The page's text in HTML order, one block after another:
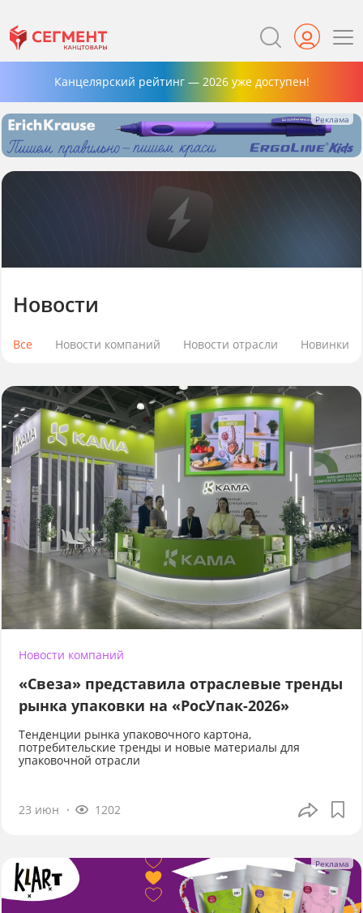
Канцелярский рейтинг — 2026 уже доступен!
Новости
Все Новости компаний Новости отрасли Новинки
Новости компаний
«Свеза» представила отраслевые тренды
рынка упаковки на «РосУпак-2026»
Тенденции рынка упаковочного картона,
потребительские тренды и новые материалы для
упаковочной отрасли
23 июн 1202